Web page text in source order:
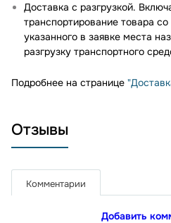
Доставка с разгрузкой.
транспортирование товара
указанного в заявке места
разгрузку транспортного
Подробнее на странице
Отзывы
Комментарии
Добавить